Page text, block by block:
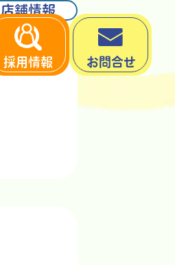
採用情報 お問合せ
店舗情報